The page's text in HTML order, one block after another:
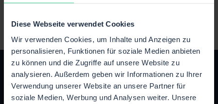
Diese Webseite verwendet Cookies
Wir verwenden Cookies, um Inhalte und Anzeigen zu
personalisieren, Funktionen für soziale Medien anbieten
zu können und die Zugriffe auf unsere Website zu
analysieren. Außerdem geben wir Informationen zu Ihrer
Verwendung unserer Website an unsere Partner für
soziale Medien, Werbung und Analysen weiter. Unsere